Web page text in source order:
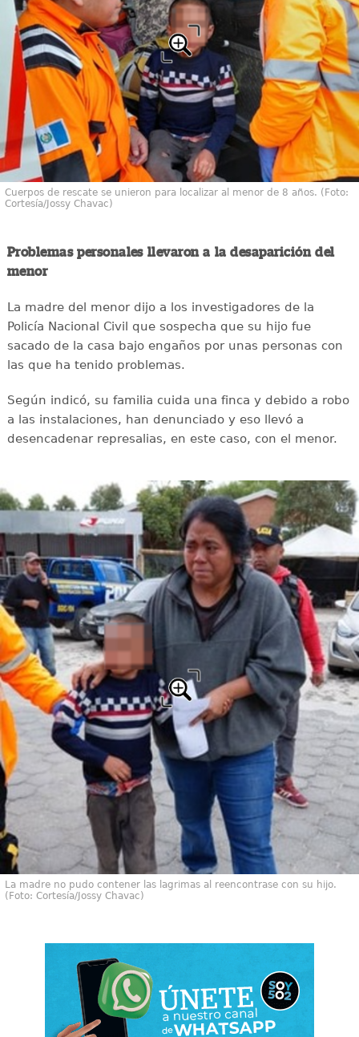
Cuerpos de rescate se unieron para localizar al menor de 8 años. (Foto:
Cortesía/Jossy Chavac)
Problemas personales llevaron a la desaparición del
menor
La madre del menor dijo a los investigadores de la
Policía Nacional Civil que sospecha que su hijo fue
sacado de la casa bajo engaños por unas personas con
las que ha tenido problemas.
Según indicó, su familia cuida una finca y debido a robo
a las instalaciones, han denunciado y eso llevó a
desencadenar represalias, en este caso, con el menor.
La madre no pudo contener las lagrimas al reencontrase con su hijo.
(Foto: Cortesía/Jossy Chavac)